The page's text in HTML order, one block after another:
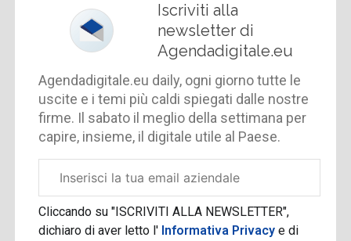
Iscriviti alla
newsletter di
Agendadigitale.eu
Agendadigitale.eu daily, ogni giorno tutte le
uscite e i temi più caldi spiegati dalle nostre
firme. Il sabato il meglio della settimana per
capire, insieme, il digitale utile al Paese.
aziendale
Cliccando su "ISCRIVITI ALLA NEWSLETTER",
dichiaro di aver letto l' Informativa Privacye di